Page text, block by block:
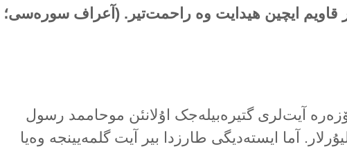
قاویم ایچین هیدایت وە راحمت‌تیر. (آعراف سورەسی؛
آیت‌لری گتیرەبیلەجک اۇلانئن موحاممد رسول
آما ایستەدیگی طارزدا بیر آیت گلمەیینجە وەیا